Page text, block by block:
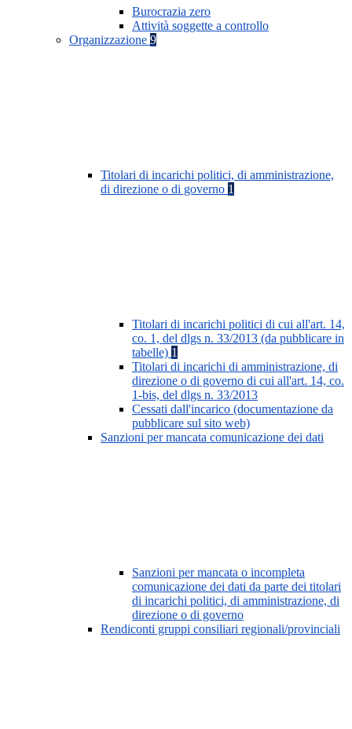
Burocrazia zero
Attività soggette a controllo
Organizzazione 9
Titolari di incarichi politici, di amministrazione,
di direzione o di governo 1
Titolari di incarichi politici di cui all'art. 14,
co. 1, del dlgs n. 33/2013 (da pubblicare in
tabelle) 1
Titolari di incarichi di amministrazione, di
direzione o di governo di cui all'art. 14, co.
1-bis, del dlgs n. 33/2013
Cessati dall'incarico (documentazione da
pubblicare sul sito web)
Sanzioni per mancata comunicazione dei dati
Sanzioni per mancata o incompleta
comunicazione dei dati da parte dei titolari
di incarichi politici, di amministrazione, di
direzione o di governo
Rendiconti gruppi consiliari regionali/provinciali